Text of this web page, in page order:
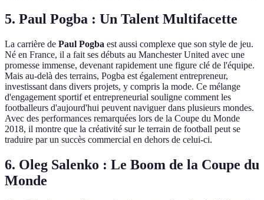
5. Paul Pogba : Un Talent Multifacette
La carrière de Paul Pogba est aussi complexe que son style de jeu.
Né en France, il a fait ses débuts au Manchester United avec une
promesse immense, devenant rapidement une figure clé de l'équipe.
Mais au-delà des terrains, Pogba est également entrepreneur,
investissant dans divers projets, y compris la mode. Ce mélange
d'engagement sportif et entrepreneurial souligne comment les
footballeurs d'aujourd'hui peuvent naviguer dans plusieurs mondes.
Avec des performances remarquées lors de la Coupe du Monde
2018, il montre que la créativité sur le terrain de football peut se
traduire par un succès commercial en dehors de celui-ci.
6. Oleg Salenko : Le Boom de la Coupe du
Monde